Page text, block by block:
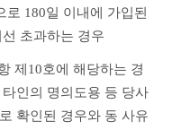
180일 이내에 가입된
초과하는 경우
제10호에 해당하는 경
타인의 명의도용 등 당사
확인된 경우와 동 사유